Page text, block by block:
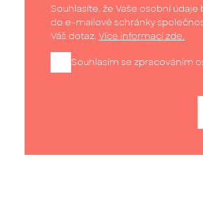
Souhlasíte, že Vaše osobní
do e-mailové schránky
Váš dotaz.Více informací zde.
Souhlasím se zpracováním